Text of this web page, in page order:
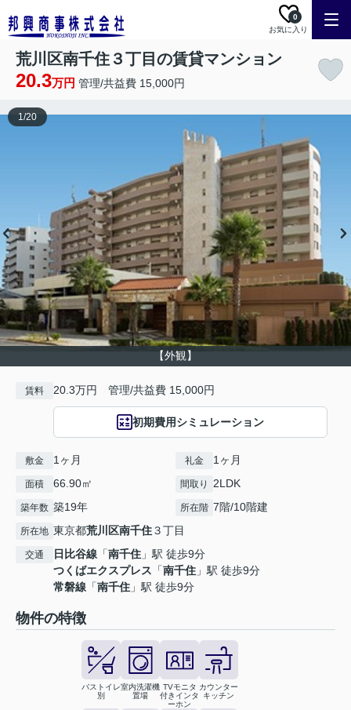
お気に入り
0
荒川区南千住３丁目の賃貸マンション
20.3万円 管理/共益費 15,000円
【外観】
1/20
賃料 20.3万円 管理/共益費 15,000円
初期費用シミュレーション
敷金 1ヶ月 礼金 1ヶ月
面積 66.90㎡ 間取り 2LDK
築年数 築19年 所在階 7階/10階建
所在地 東京都荒川区南千住３丁目
交通 日比谷線 「南千住 」駅 徒歩9分
つくばエクスプレス 「南千住 」駅 徒歩9分
常磐線 「南千住 」駅 徒歩9分
物件の特徴
バストイレ
別
室内洗濯機
置場
TVモニタ
付きインタ
ーホン
カウンター
キッチン